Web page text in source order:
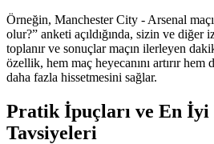
Örneğin, Manchester City - Arsenal
olur?” anketi açıldığında, sizin ve diğer
toplanır ve sonuçlar maçın ilerleyen
özellik, hem maç heyecanını artırır
daha fazla hissetmesini sağlar.
Pratik İpuçları ve En İyi
Tavsiyeleri